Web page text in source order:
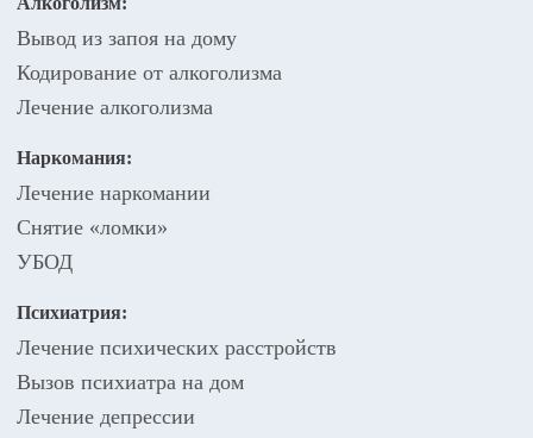
Вывод из запоя на дому
Кодирование от алкоголизма
Лечение алкоголизма
Наркомания:
Лечение наркомании
Снятие «ломки»
УБОД
Психиатрия:
Лечение психических расстройств
Вызов психиатра на дом
Лечение депрессии